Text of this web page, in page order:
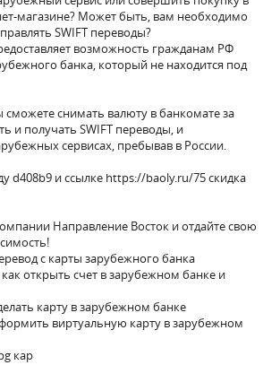
магазине? Может быть, вам необходимо
SWIFT переводы?
возможность гражданам РФ
банка, который не находится под
сможете снимать валюту в банкомате за
и получать SWIFT переводы, и
сервисах, пребывав в России.
d408b9 и ссылке https://baoly.ru/75 скидка
Направление Восток и отдайте свою
с карты зарубежного банка
открыть счет в зарубежном банке и
карту в зарубежном банке
виртуальную карту в зарубежном
кар